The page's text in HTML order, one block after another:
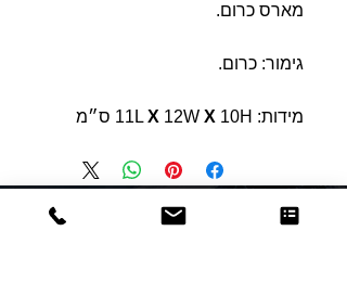
מארס כרום.
גימור: כרום.
מידות: 11L X 12W X 10H ס״מ